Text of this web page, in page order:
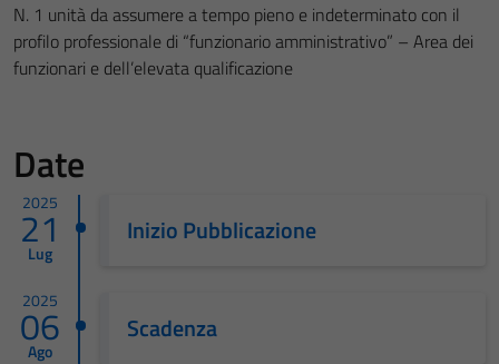
N. 1 unità da assumere a tempo pieno e indeterminato con il
profilo professionale di “funzionario amministrativo” – Area dei
funzionari e dell’elevata qualificazione
Date
2025
21
Lug
Inizio Pubblicazione
2025
06
Ago
Scadenza